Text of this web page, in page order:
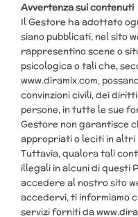
Avvertenza sui contenuti
Il Gestore ha adottato
siano pubblicati, nel sito
rappresentino scene o
psicologica o tali che,
www.diramix.com,
convinzioni civili, dei
persone, in tutte le sue
Gestore non garantisce
appropriati o leciti in altri
Tuttavia, qualora tali
illegali in alcuni di questi
accedere al nostro sito
accedervi, ti informiamo
servizi forniti da